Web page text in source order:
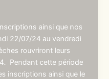
ainsi que nos
22/07/24 au vendredi
rouvriront leurs
Pendant cette période
inscriptions ainsi que le